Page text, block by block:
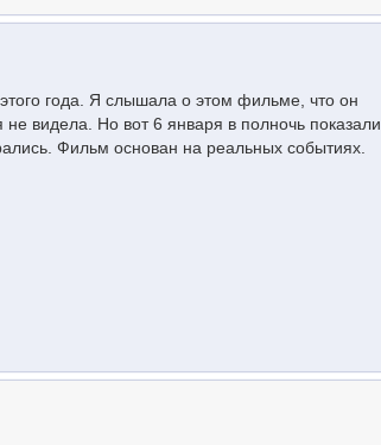
года. Я слышала о этом фильме, что он
видела. Но вот 6 января в полночь показали
Фильм основан на реальных событиях.